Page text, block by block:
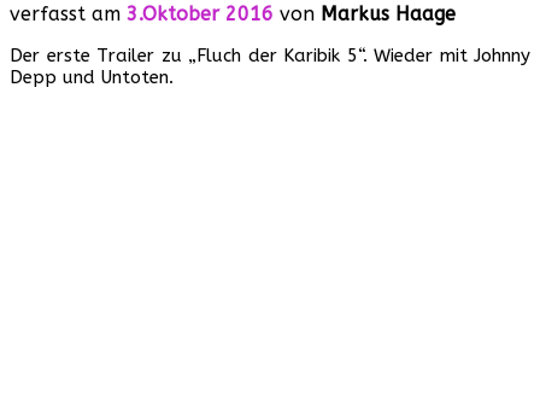
verfasst am 3.Oktober 2016 von Markus Haage
Der erste Trailer zu „Fluch der Karibik 5“. Wieder mit Johnny
Depp und Untoten.